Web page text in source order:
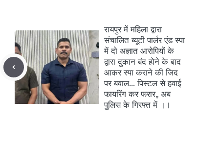
रायपुर में महिला द्वारा
संचालित ब्यूटी पार्लर एंड स्पा
में दो अज्ञात आरोपियों के
द्वारा दुकान बंद होने के बाद
आकर स्पा कराने की जिद
पर बवाल… पिस्टल से हवाई
फायरिंग कर फरार,, अब
पुलिस के गिरफ्त में ।।